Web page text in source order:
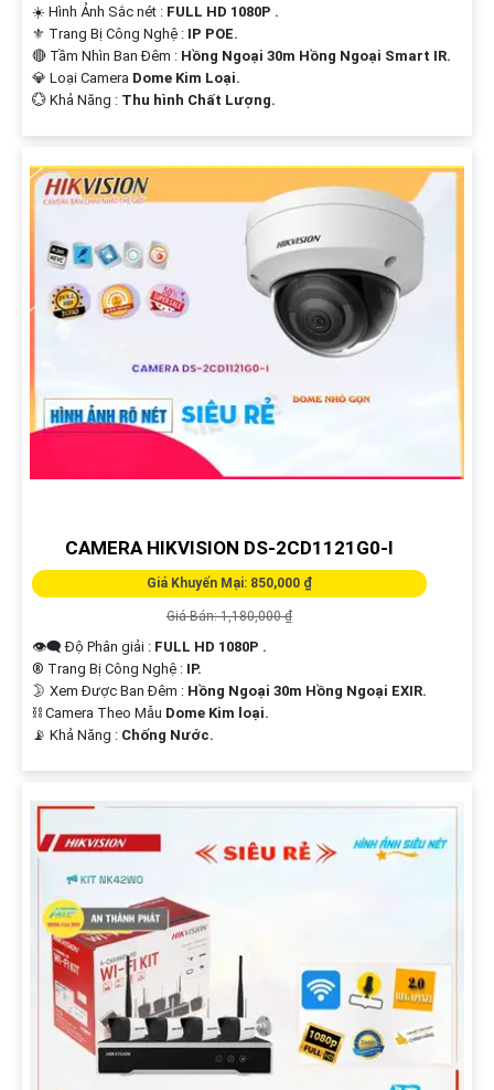
☀️ Hình Ảnh Sắc nét : FULL HD 1080P .
⚜️ Trang Bị Công Nghệ : IP POE.
🔴 Tầm Nhìn Ban Đêm : Hồng Ngoại 30m Hồng Ngoại Smart IR.
💎 Loại Camera Dome Kim Loại.
️💮 Khả Năng : Thu hình Chất Lượng.
CAMERA HIKVISION DS-2CD1121G0-I
Giá Khuyến Mại: 850,000 ₫
Giá Bán: 1,180,000 ₫
👁️‍🗨 Độ Phân giải : FULL HD 1080P .
®️ Trang Bị Công Nghệ : IP.
🌛 Xem Được Ban Đêm : Hồng Ngoại 30m Hồng Ngoại EXIR.
⛓ Camera Theo Mẫu Dome Kim loại.
️📡 Khả Năng : Chống Nước.